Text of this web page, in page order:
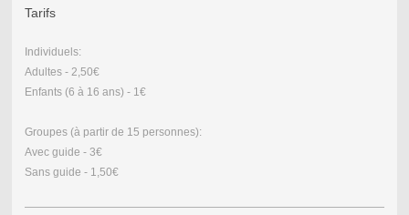
Tarifs
Individuels:
Adultes - 2,50€
Enfants (6 à 16 ans) - 1€
Groupes (à partir de 15 personnes):
Avec guide - 3€
Sans guide - 1,50€